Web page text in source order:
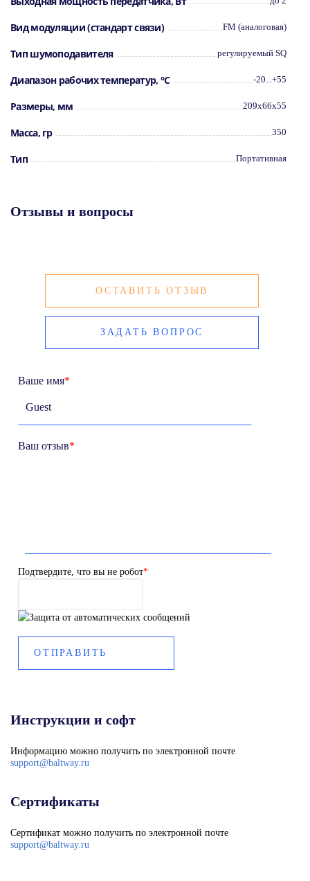
Вид модуляции (стандарт связи) FM (аналоговая)
Тип шумоподавителя регулируемый SQ
Диапазон рабочих температур, °С -20...+55
Размеры, мм 209x66x55
Масса, гр 350
Тип Портативная
Отзывы и вопросы
ОСТАВИТЬ ОТЗЫВ
ЗАДАТЬ ВОПРОС
Ваше имя*
Ваш отзыв*
Подтвердите, что вы не робот*
Инструкции и софт
Информацию можно получить по электронной почте
support@baltway.ru
Сертификаты
Сертификат можно получить по электронной почте
support@baltway.ru